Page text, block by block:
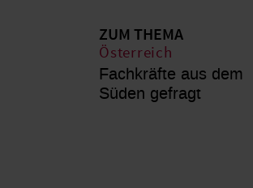
ZUM THEMA
Österreich
Fachkräfte aus dem
Süden gefragt